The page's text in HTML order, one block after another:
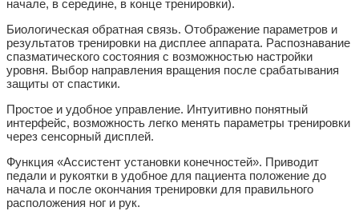
начале, в середине, в конце тренировки).
Биологическая обратная связь. Отображение параметров и
результатов тренировки на дисплее аппарата. Распознавание
спазматического состояния с возможностью настройки
уровня. Выбор направления вращения после срабатывания
защиты от спастики.
Простое и удобное управление. Интуитивно понятный
интерфейс, возможность легко менять параметры тренировки
через сенсорный дисплей.
Функция «Ассистент установки конечностей». Приводит
педали и рукоятки в удобное для пациента положение до
начала и после окончания тренировки для правильного
расположения ног и рук.